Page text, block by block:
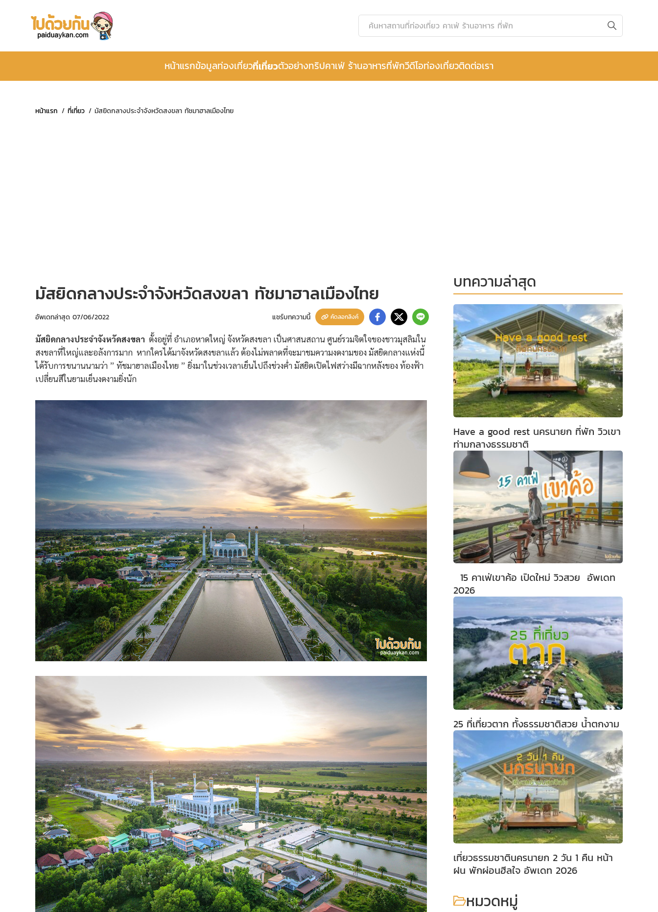
หน้าแรกข้อมูลท่องเที่ยวที่เที่ยวตัวอย่างทริปคาเฟ่ ร้านอาหารที่พักวีดีโอท่องเที่ยวติดต่อเรา
หน้าแรก ที่เที่ยว มัสยิดกลางประจำจังหวัดสงขลา ทัชมาฮาลเมืองไทย
มัสยิดกลางประจำจังหวัดสงขลา ทัชมาฮาลเมืองไทย
อัพเดทล่าสุด 07/06/2022 แชร์บทความนี้ คัดลอกลิงค์
มัสยิดกลางประจำจังหวัดสงขลา ตั้งอยู่ที่ อำเภอหาดใหญ่ จังหวัดสงขลา เป็นศาสนสถาน ศูนย์รวมจิตใจของชาวมุสลิมใน
สงขลาที่ใหญ่และอลังการมาก หากใครได้มาจังหวัดสงขลาแล้ว ต้องไม่พลาดที่จะมาชมความงดงามของ มัสยิดกลางแห่งนี้
ได้รับการขนานนามว่า ” ทัชมาฮาลเมืองไทย ” ยิ่งมาในช่วงเวลาเย็นไปถึงช่วงค่ำ มัสยิดเปิดไฟสว่างมีฉากหลังของ ท้องฟ้า
เปลี่ยนสีในยามเย็นงดงามยิ่งนัก
บทความล่าสุด
Have a good rest นครนายก ที่พัก วิวเขา
ท่ามกลางธรรมชาติ
15 คาเฟ่เขาค้อ เปิดใหม่ วิวสวย อัพเดท
2026
25 ที่เที่ยวตาก ทั้งธรรมชาติสวย น้ำตกงาม
เที่ยวธรรมชาตินครนายก 2 วัน 1 คืน หน้า
ฝน พักผ่อนฮีลใจ อัพเดท 2026
หมวดหมู่